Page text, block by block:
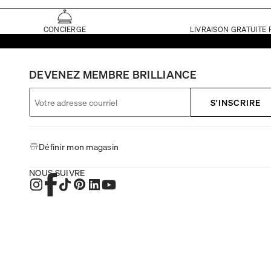
CONCIERGE LIVRAISON GRATUITE
DEVENEZ MEMBRE BRILLIANCE
S'INSCRIRE
Définir mon magasin
NOUS SUIVRE